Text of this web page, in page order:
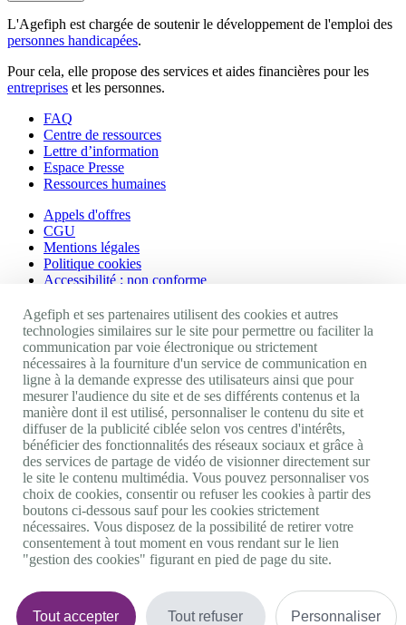
L'Agefiph est chargée de soutenir le développement de l'emploi des
personnes handicapées.
Pour cela, elle propose des services et aides financières pour les
entreprises et les personnes.
FAQ
Centre de ressources
Lettre d’information
Espace Presse
Ressources humaines
Appels d'offres
CGU
Mentions légales
Politique cookies
Accessibilité : non conforme
Nos autres sites
Site portail Agefiph
Activateur de progrès
Handinnov
Innovation et recherche
Université du RRH
Service AppuiPro
Nous suivre
Youtube
Linkedin
Facebook
Twitter
0 800 11 10 09Services & appel gratuitsDe 9h à 18h.
Agefiph et ses partenaires utilisent des cookies et autres
technologies similaires sur le site pour permettre ou faciliter la
communication par voie électronique ou strictement
nécessaires à la fourniture d'un service de communication en
ligne à la demande expresse des utilisateurs ainsi que pour
mesurer l'audience du site et de ses différents contenus et la
manière dont il est utilisé, personnaliser le contenu du site et
diffuser de la publicité ciblée selon vos centres d'intérêts,
bénéficier des fonctionnalités des réseaux sociaux et grâce à
des services de partage de vidéo de visionner directement sur
le site le contenu multimédia. Vous pouvez personnaliser vos
choix de cookies, consentir ou refuser les cookies à partir des
boutons ci-dessous sauf pour les cookies strictement
nécessaires. Vous disposez de la possibilité de retirer votre
consentement à tout moment en vous rendant sur le lien
"gestion des cookies" figurant en pied de page du site.
Tout accepter Tout refuser Personnaliser